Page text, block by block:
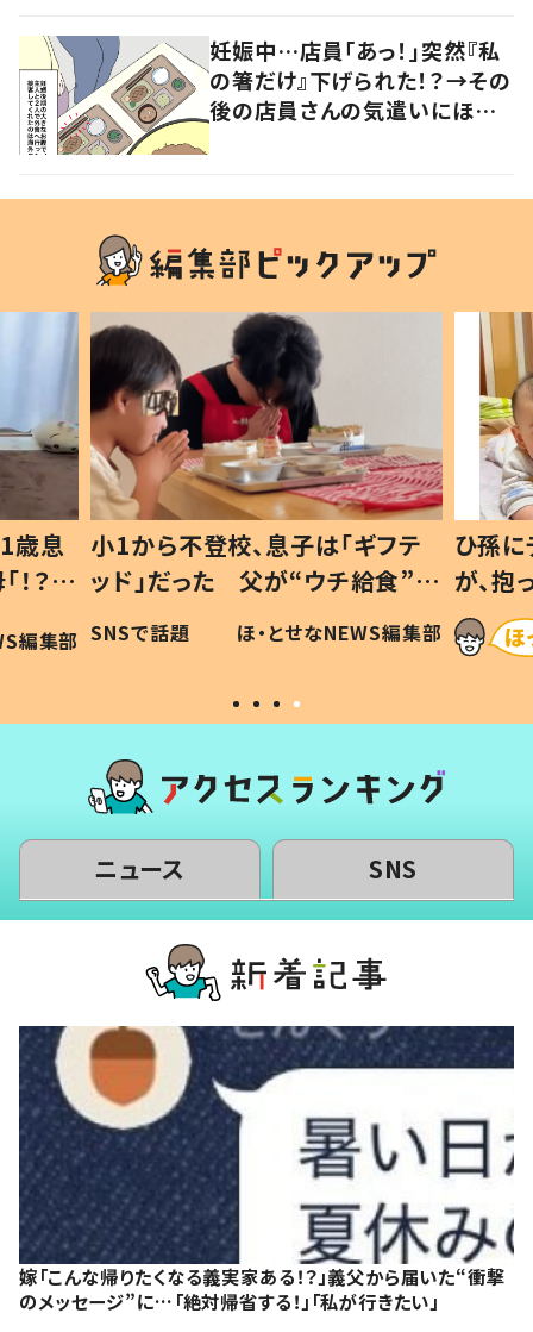
妊娠中…店員「あっ！」突然『私
の箸だけ』下げられた！？→その
後の店員さんの気遣いにほっこ
歳息
？」
編集部
小1から不登校、息子は「ギフテ
ッド」だった 父が“ウチ給食”を
作り続ける理由とは #令和の親
#令和の子
SNSで話題 ほ・とせなNEWS編集部
ひ孫
が、
「涙が
い」
ニュース SNS
嫁「こんな帰りたくなる義実家ある！？」義父から届いた“衝撃
のメッセージ”に…「絶対帰省する！」「私が行きたい」